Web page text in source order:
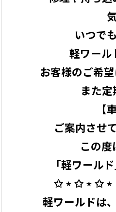
いつで
軽ワール
お客様のご希
また
【
ご案内させ
この
「軽ワール
✩ ⋆ ✩ ⋆ ✩ ⋆
軽ワールドは